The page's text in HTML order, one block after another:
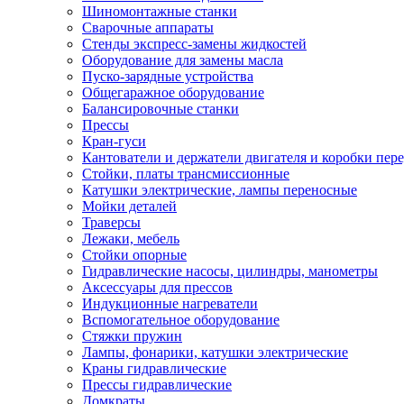
Шиномонтажные станки
Сварочные аппараты
Стенды экспресс-замены жидкостей
Оборудование для замены масла
Пуско-зарядные устройства
Общегаражное оборудование
Балансировочные станки
Прессы
Кран-гуси
Кантователи и держатели двигателя и коробки
Стойки, платы трансмиссионные
Катушки электрические, лампы переносные
Мойки деталей
Траверсы
Лежаки, мебель
Стойки опорные
Гидравлические насосы, цилиндры, манометры
Аксессуары для прессов
Индукционные нагреватели
Вспомогательное оборудование
Стяжки пружин
Лампы, фонарики, катушки электрические
Краны гидравлические
Прессы гидравлические
Домкраты